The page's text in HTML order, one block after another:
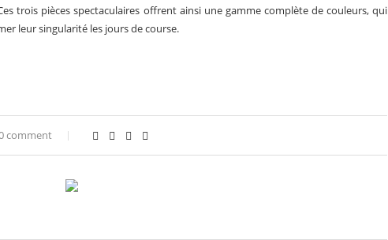
trois pièces spectaculaires offrent ainsi une gamme complète de couleurs, qui
leur singularité les jours de course.
comment